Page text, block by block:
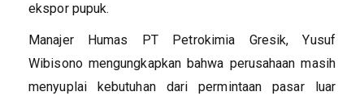
ekspor pupuk.
Manajer Humas PT Petrokimia Gresik, Yusuf
Wibisono mengungkapkan bahwa perusahaan masih
menyuplai kebutuhan dari permintaan pasar luar